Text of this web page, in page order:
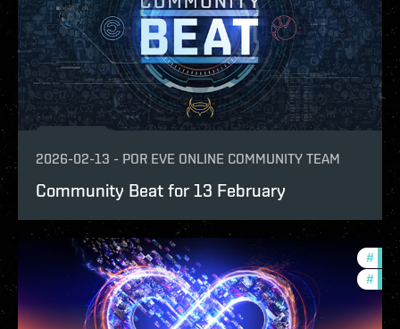
2026-02-13 - POR EVE ONLINE COMMUNITY TEAM
Community Beat for 13 February
#
#